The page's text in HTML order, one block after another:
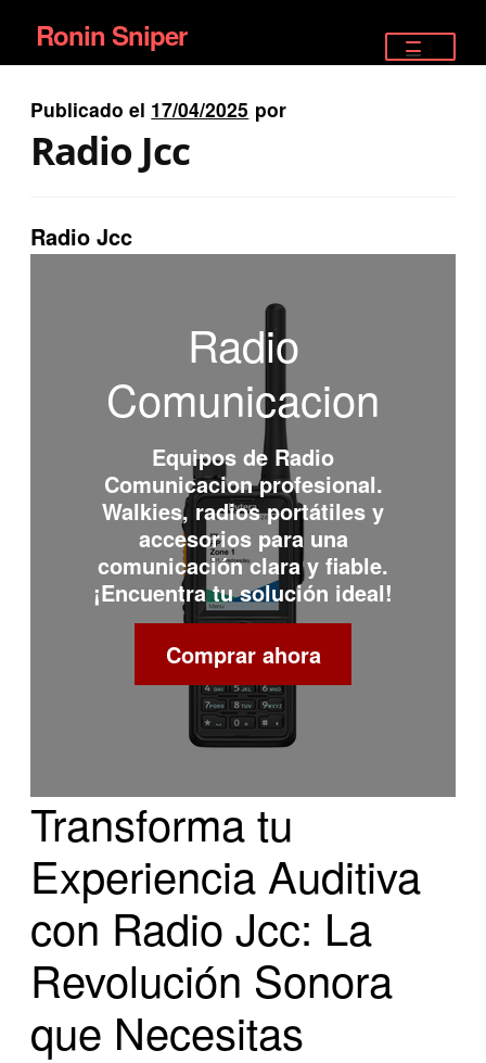
Ir
a
la
navegación
Ir
al
contenido
Ronin Sniper
EQUIPAMIENTO ÉLITE
RIFLES DEPORTIVOS
Publicado el 17/04/2025 por
Radio Jcc
Radio Jcc
Radio
Comunicacion
Equipos de Radio
Comunicacionprofesional.
Walkies, radios portátiles y
accesorios para una
comunicación clara y fiable.
¡Encuentra tu solución ideal!
Comprar ahora
Transforma tu
Experiencia Auditiva
con Radio Jcc: La
Revolución Sonora
que Necesitas